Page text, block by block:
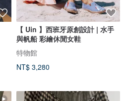
【 Uin 】西班牙原創設計 | 水手
與帆船 彩繪休閒女鞋
特物館
NT$ 3,280